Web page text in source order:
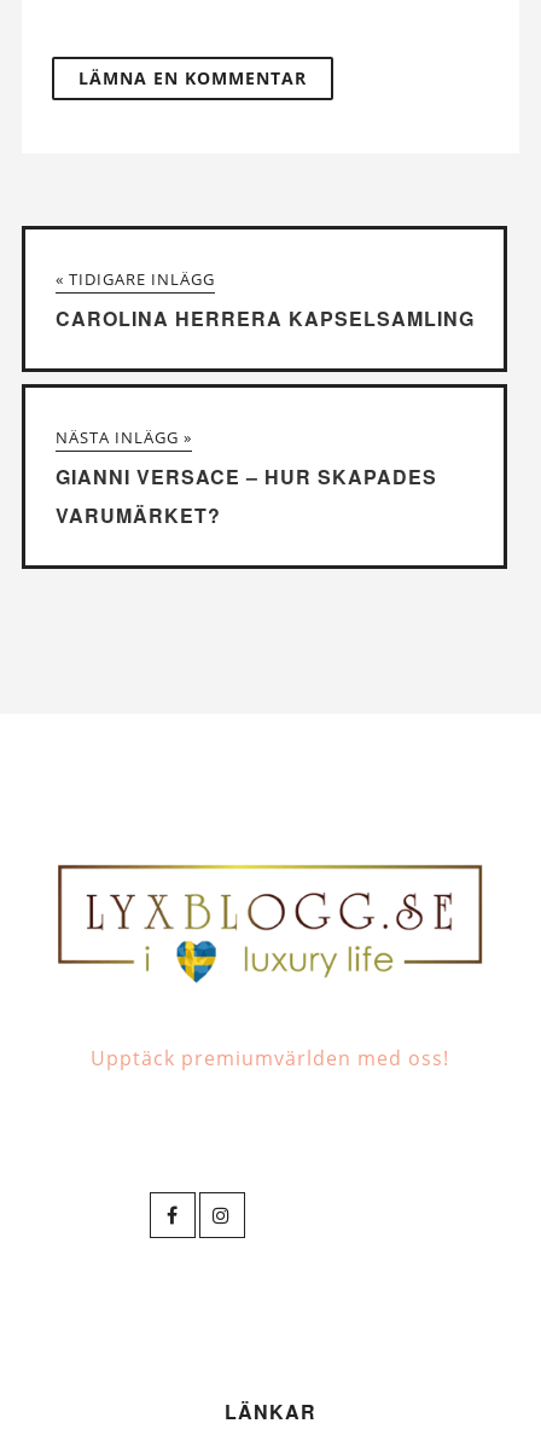
« TIDIGARE INLÄGG
CAROLINA HERRERA KAPSELSAMLING
NÄSTA INLÄGG »
GIANNI VERSACE – HUR SKAPADES
VARUMÄRKET?
Upptäck premiumvärlden med oss!
LÄNKAR